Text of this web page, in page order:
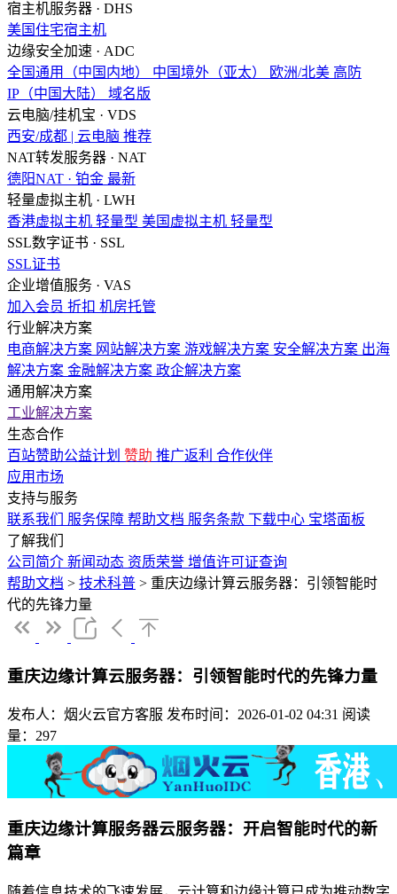
宿主机服务器 · DHS
美国住宅宿主机
边缘安全加速 · ADC
全国通用（中国内地）
中国境外（亚太） 欧洲/北美 高防
IP（中国大陆）
域名版
云电脑/挂机宝 · VDS
西安/成都 | 云电脑 推荐
NAT转发服务器 · NAT
德阳NAT · 铂金 最新
轻量虚拟主机 · LWH
香港虚拟主机 轻量型 美国虚拟主机 轻量型
SSL数字证书 · SSL
SSL证书
企业增值服务 · VAS
加入会员 折扣 机房托管
行业解决方案
电商解决方案 网站解决方案 游戏解决方案 安全解决方案 出海
解决方案 金融解决方案 政企解决方案
通用解决方案
工业解决方案
生态合作
百站赞助公益计划 赞助 推广返利 合作伙伴
应用市场
支持与服务
联系我们
服务保障 帮助文档 服务条款 下载中心 宝塔面板
了解我们
公司简介 新闻动态 资质荣誉 增值许可证查询
帮助文档 > 技术科普 > 重庆边缘计算云服务器：引领智能时
代的先锋力量
重庆边缘计算云服务器：引领智能时代的先锋力量
发布人：烟火云官方客服 发布时间：2026-01-02 04:31 阅读
量：297
重庆边缘计算服务器云服务器：开启智能时代的新
篇章